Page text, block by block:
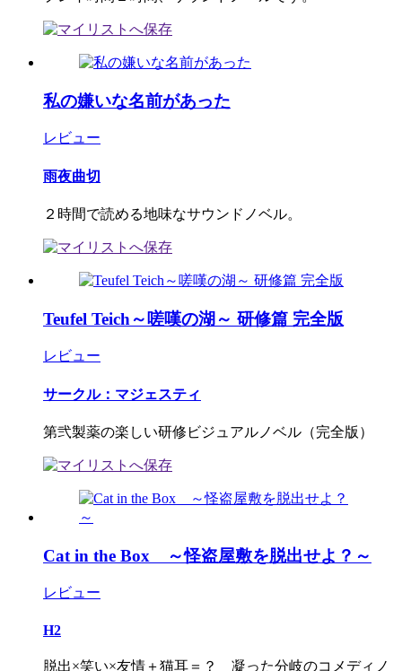
私の嫌いな名前があった
レビュー
雨夜曲切
２時間で読める地味なサウンドノベル。
Teufel Teich～嗟嘆の湖～ 研修篇 完全版
レビュー
サークル：マジェスティ
第弐製薬の楽しい研修ビジュアルノベル（完全版）
Cat in the Box ～怪盗屋敷を脱出せよ？～
レビュー
H2
脱出×笑い×友情＋猫耳＝？ 凝った分岐のコメディノ